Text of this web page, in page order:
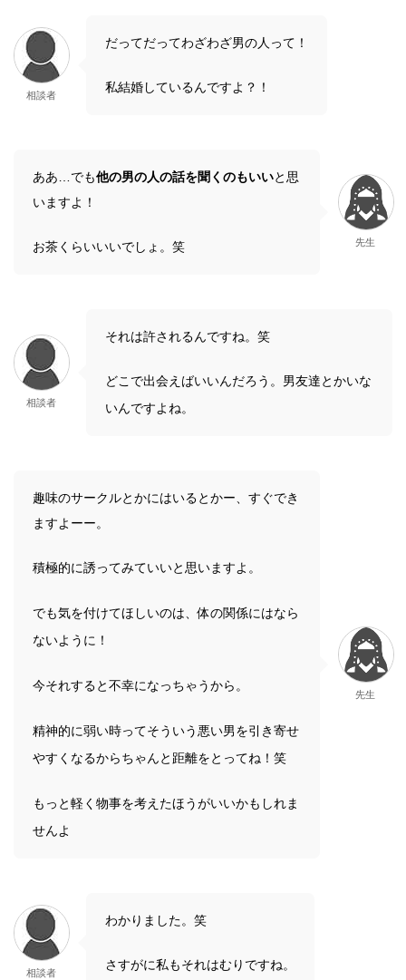
相談者
だってだってわざわざ男の人って！
私結婚しているんですよ？！
ああ…でも他の男の人の話を聞くのもいいと思
いますよ！
お茶くらいいいでしょ。笑 先生
相談者
それは許されるんですね。笑
どこで出会えばいいんだろう。男友達とかいな
いんですよね。
趣味のサークルとかにはいるとかー、すぐでき
ますよーー。
積極的に誘ってみていいと思いますよ。
でも気を付けてほしいのは、体の関係にはなら
ないように！
今それすると不幸になっちゃうから。
精神的に弱い時ってそういう悪い男を引き寄せ
やすくなるからちゃんと距離をとってね！笑
もっと軽く物事を考えたほうがいいかもしれま
せんよ
先生
相談者
わかりました。笑
さすがに私もそれはむりですね。